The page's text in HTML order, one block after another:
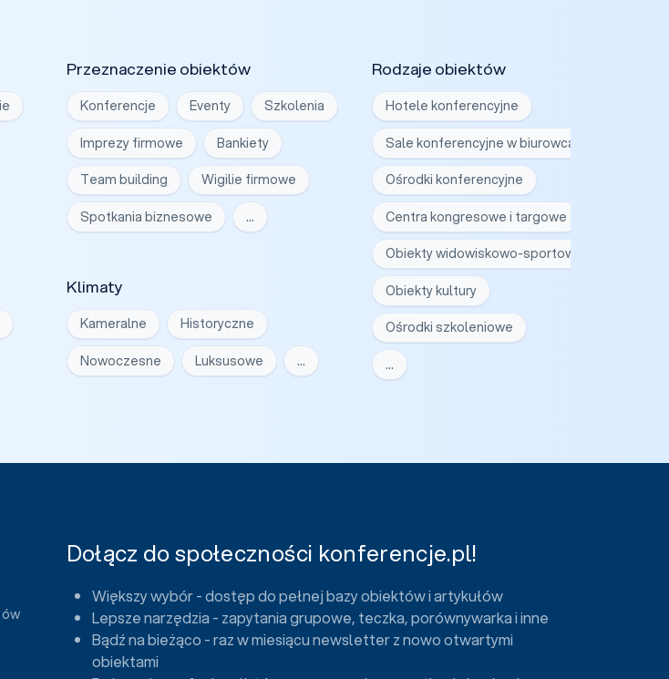
Klimaty
Kameralne Historyczne
Nowoczesne Luksusowe …
Przeznaczenie obiektów
Konferencje Eventy Szkolenia
Imprezy firmowe Bankiety
Team building Wigilie firmowe
Spotkania biznesowe …
Rodzaje obiektów
Hotele konferencyjne
Sale konferencyjne w biurowcach
Ośrodki konferencyjne
Centra kongresowe i targowe
Obiekty widowiskowo-sportowe
Obiekty kultury
Ośrodki szkoleniowe
…
Dołącz do społeczności konferencje.pl!
Większy wybór - dostęp do pełnej bazy obiektów i artykułów
Lepsze narzędzia - zapytania grupowe, teczka, porównywarka i inne
Bądź na bieżąco - raz w miesiącu newsletter z nowo otwartymi
obiektami